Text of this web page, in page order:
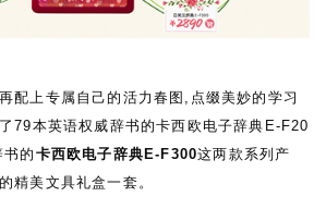
再配上专属自己的活力春图,点缀美妙的学习
79本英语权威辞书的卡西欧电子辞典 E-F20
的卡西欧电子辞典E-F300这两款系列产
精美文具礼盒一套。